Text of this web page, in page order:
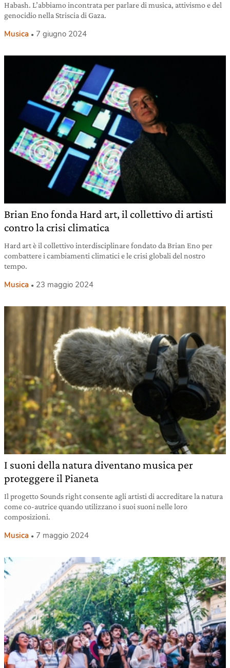
Habash. L’abbiamo incontrata per parlare di musica, attivismo e del
genocidio nella Striscia di Gaza.
Musica 7 giugno 2024
Brian Eno fonda Hard art, il collettivo di artisti
contro la crisi climatica
Hard art è il collettivo interdisciplinare fondato da Brian Eno per
combattere i cambiamenti climatici e le crisi globali del nostro
tempo.
Musica 23 maggio 2024
I suoni della natura diventano musica per
proteggere il Pianeta
Il progetto Sounds right consente agli artisti di accreditare la natura
come co-autrice quando utilizzano i suoi suoni nelle loro
composizioni.
Musica 7 maggio 2024